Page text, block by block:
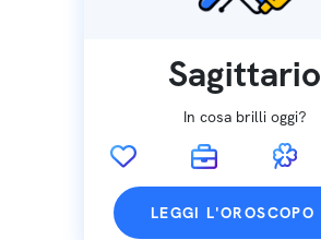
Sagittario
In cosa brilli oggi?
LEGGI L'OROSCOPO